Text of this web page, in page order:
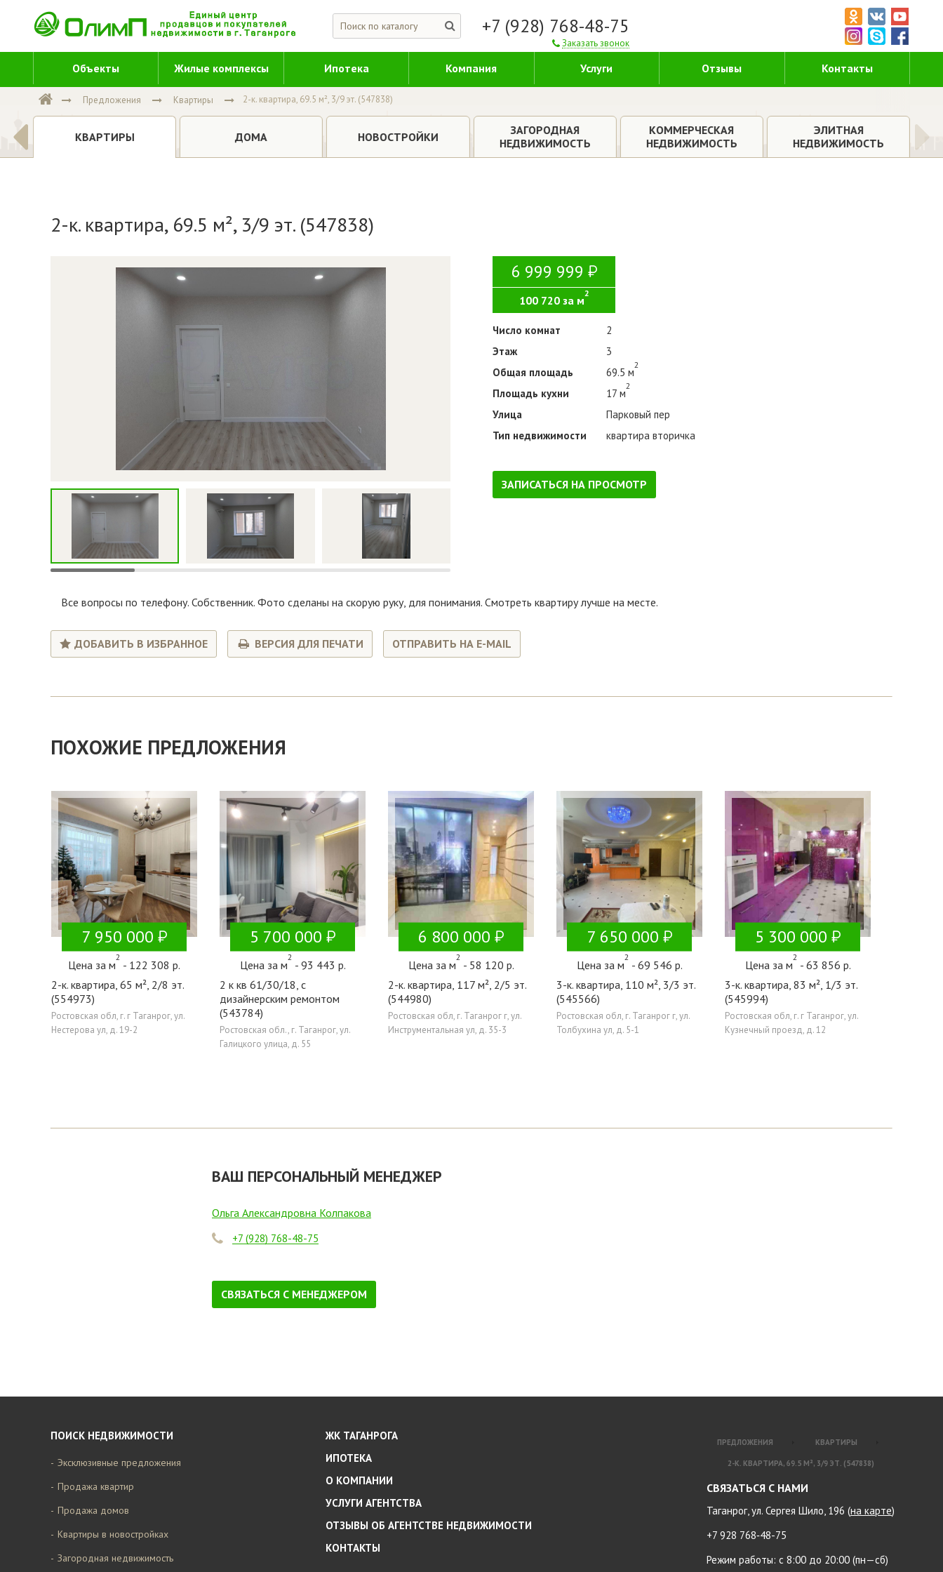
+7 (928) 768-48-75
Заказать звонок
Объекты Жилые комплексы Ипотека Компания Услуги Отзывы Контакты
Предложения Квартиры 2-к. квартира, 69.5 м², 3/9 эт. (547838)
КВАРТИРЫ ДОМА НОВОСТРОЙКИ
ЗАГОРОДНАЯ
НЕДВИЖИМОСТЬ
КОММЕРЧЕСКАЯ
НЕДВИЖИМОСТЬ
ЭЛИТНАЯ
НЕДВИЖИМОСТЬ
2-к. квартира, 69.5 м², 3/9 эт. (547838)
6 999 999
100 720 за м
2
Число комнат
2
Этаж
3
Общая площадь
69.5 м
2
Площадь кухни 17 м
2
Улица
Парковый пер
Тип недвижимости
квартира вторичка
ЗАПИСАТЬСЯ НА ПРОСМОТР
Все вопросы по телефону. Собственник. Фото сделаны на скорую руку, для понимания. Смотреть квартиру лучше на месте.
ДОБАВИТЬ В ИЗБРАННОЕ ВЕРСИЯ ДЛЯ ПЕЧАТИ ОТПРАВИТЬ НА E-MAIL
ПОХОЖИЕ ПРЕДЛОЖЕНИЯ
7 950 000
Цена за м
2
- 122 308 р.
2-к. квартира, 65 м², 2/8 эт.
(554973)
Ростовская обл, г. г Таганрог, ул.
Нестерова ул, д. 19-2
5 700 000
Цена за м
2
- 93 443 р.
2 к кв 61/30/18, с
дизайнерским ремонтом
(543784)
Ростовская обл., г. Таганрог, ул.
Галицкого улица, д. 55
6 800 000
Цена за м
2
- 58 120 р.
2-к. квартира, 117 м², 2/5 эт.
(544980)
Ростовская обл, г. Таганрог г, ул.
Инструментальная ул, д. 35-3
7 650 000
Цена за м
2
- 69 546 р.
3-к. квартира, 110 м², 3/3 эт.
(545566)
Ростовская обл, г. Таганрог г, ул.
Толбухина ул, д. 5-1
5 300 000
Цена за м
2
- 63 856 р.
3-к. квартира, 83 м², 1/3 эт.
(545994)
Ростовская обл, г. г Таганрог, ул.
Кузнечный проезд, д. 12
ВАШ ПЕРСОНАЛЬНЫЙ МЕНЕДЖЕР
Ольга Александровна Колпакова
+7 (928) 768-48-75
СВЯЗАТЬСЯ С МЕНЕДЖЕРОМ
ПОИСК НЕДВИЖИМОСТИ
Эксклюзивные предложения
Продажа квартир
Продажа домов
Квартиры в новостройках
Загородная недвижимость
ЖК ТАГАНРОГА
ИПОТЕКА
О КОМПАНИИ
УСЛУГИ АГЕНТСТВА
ОТЗЫВЫ ОБ АГЕНТСТВЕ НЕДВИЖИМОСТИ
КОНТАКТЫ
ПРЕДЛОЖЕНИЯ КВАРТИРЫ
2-К. КВАРТИРА, 69.5 М², 3/9 ЭТ. (547838)
СВЯЗАТЬСЯ С НАМИ
Таганрог, ул. Сергея Шило, 196 (на карте)
+7 928 768‑48-75
Режим работы: с 8:00 до 20:00 (пн—сб)